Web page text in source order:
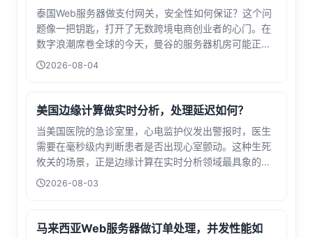
泰国Web服务器做支付网关，安全性如何保证？这个问
题像一把钥匙，打开了无数跨境电商创业者的心门。在
数字浪潮席卷全球的今天，曼谷的服务器机房可能正处
理着巴黎顾客的信用卡交易，清迈的数据中心或许守护
2026-08-04
美国边缘计算做实时分析，处理延迟如何？
当美国医院的急诊室里，心电监护仪发出警报时，医生
需要在毫秒级内判断患者是否出现心室颤动。这种生死
攸关的场景，正是边缘计算在实时分析领域最具象的体
现——数据在病床旁的设备上即时处理，而非传送到千
2026-08-03
马来西亚Web服务器做订单处理，并发性能如